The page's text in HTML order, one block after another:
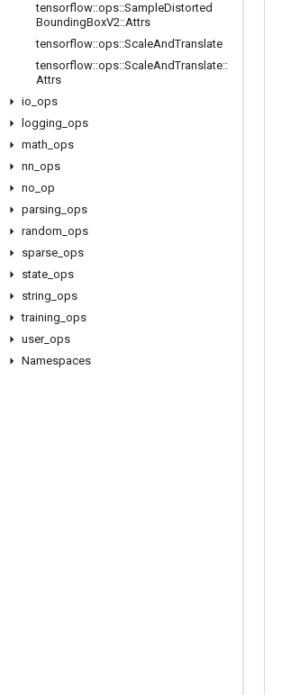
tensorflow::ops::SampleDistorted
BoundingBoxV2::Attrs
tensorflow::ops::ScaleAndTranslate
tensorflow::ops::ScaleAndTranslate::
Attrs
io ops
logging ops
math ops
nn ops
no op
parsing ops
random ops
sparse ops
state ops
string ops
training ops
user_ ops
Namespaces